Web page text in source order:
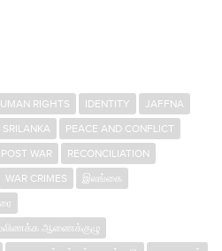
RIGHTS IDENTITY
JAFFNA
PEACE AND CONFLICT
POST WAR
RECONCILIATION
WAR CRIMES
இலங்கை
ஆணைக்குழு